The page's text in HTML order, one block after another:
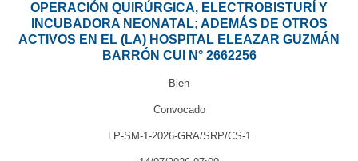
OPERACIÓN QUIRÚRGICA, ELECTROBISTURÍ Y
INCUBADORA NEONATAL; ADEMÁS DE OTROS
ACTIVOS EN EL (LA) HOSPITAL ELEAZAR GUZMÁN
BARRÓN CUI N° 2662256
Bien
Convocado
LP-SM-1-2026-GRA/SRP/CS-1